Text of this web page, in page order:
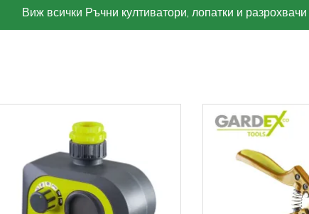
Виж всички Ръчни култиватори, лопатки и